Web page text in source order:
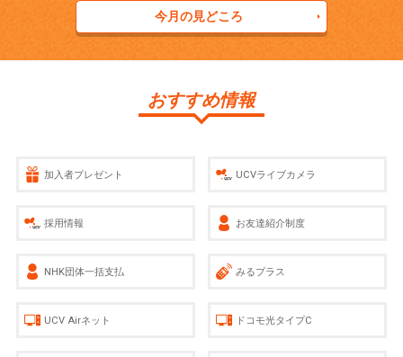
今月の見どころ
おすすめ情報
加入者プレゼント UCVライブカメラ
採用情報 お友達紹介制度
NHK団体一括支払 みるプラス
UCV Airネット ドコモ光タイプC